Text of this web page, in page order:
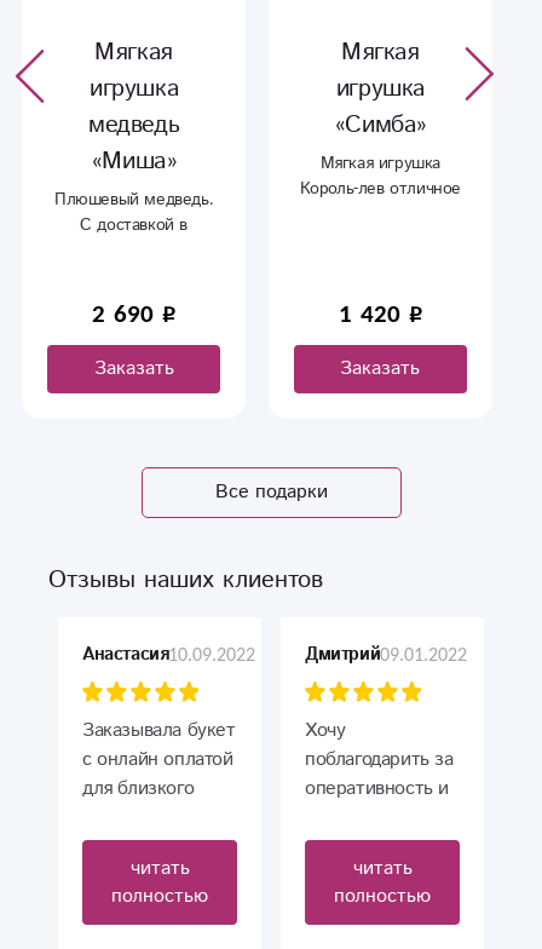
Мягкая
игрушка
медведь
«Миша»
Плюшевый медведь.
С доставкой в
2 690
Заказать
Мягкая
игрушка
«Симба»
Мягкая игрушка
Король-лев отличное
1 420
Заказать
Все подарки
Отзывы наших клиентов
Анастасия10.09.2022
Заказывала букет
с онлайн оплатой
для близкого
красивый,
доставили во
время и бабушка
в восторге ?
читать
полностью
Дмитрий09.01.2022
Хочу
поблагодарить за
оперативность и
Букет собрали
быстро и
красиво.
читать
полностью